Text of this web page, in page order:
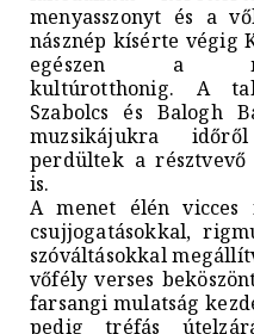
menyasszonyt és a
násznép kísérte végig
egészen a
kultúrotthonig. A
Szabolcs és Balogh
muzsikájukra
perdültek a résztvevő
is.
A menet élén vicces
csujjogatásokkal,
szóváltásokkal
vőfély verses
farsangi mulatság
pedig tréfás